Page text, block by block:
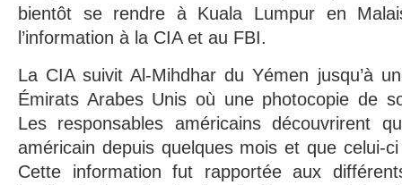
bientôt se rendre à Kuala Lumpur en
l’information à la CIA et au FBI.
La CIA suivit Al-Mihdhar du Yémen jusqu’à
Émirats Arabes Unis où une photocopie de
Les responsables américains découvrirent
américain depuis quelques mois et que celui-
Cette information fut rapportée aux